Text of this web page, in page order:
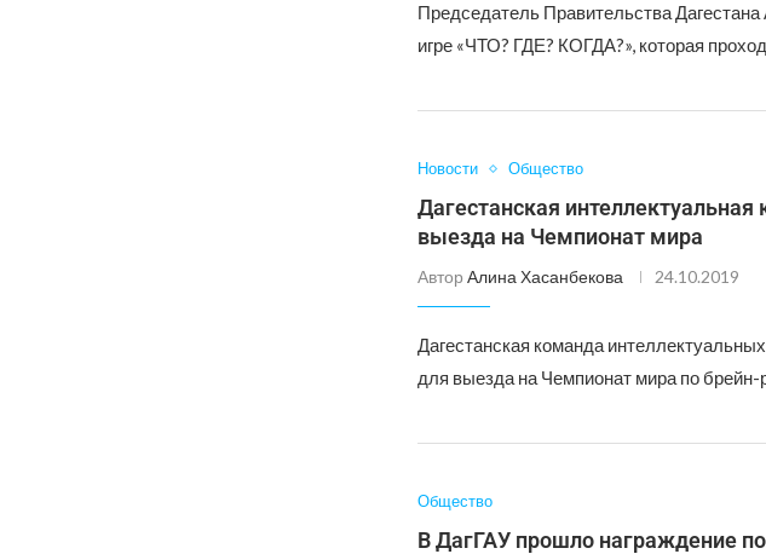
Председатель Правительства Дагестана
игре «ЧТО? ГДЕ? КОГДА?», которая
Новости Общество
Дагестанская
выезда на Чемпионат мира
Автор Алина Хасанбекова 24.10.2019
Дагестанская команда
для выезда на Чемпионат мира по
Общество
В ДагГАУ прошло награждение